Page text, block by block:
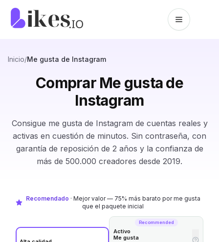
Saltar al contenido
Inicio/Me gusta de Instagram
Comprar Me gusta de
Instagram
Consigue me gusta de Instagram de cuentas reales y
activas en cuestión de minutos. Sin contraseña, con
garantía de reposición de 2 años y la confianza de
más de 500.000 creadores desde 2019.
Recomendado · Mejor valor — 75% más barato por me gusta
que el paquete inicial
Recommended
Activo
Me gusta